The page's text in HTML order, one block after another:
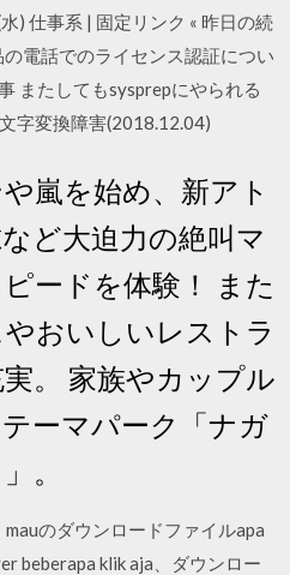
) 仕事系 | 固定リンク « 昨日の続
電話でのライセンス認証につい
またしてもsysprepにやられる
字変換障害(2018.12.04)
嵐を始め、新アト
ど大迫力の絶叫マ
ードを体験！ また
おいしいレストラ
。 家族やカップル
ーマパーク「ナガ
。
のダウンロードファイルapa
beberapa klik aja、ダウンロー